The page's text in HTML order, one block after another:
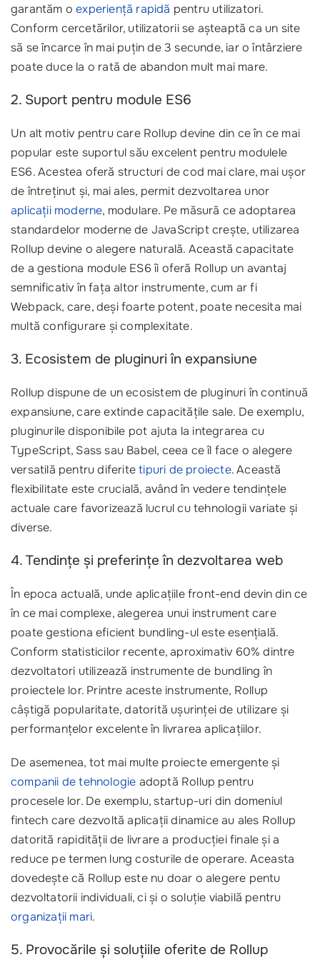
garantăm oexperiență rapidă pentru utilizatori.
Conform cercetărilor, utilizatorii se așteaptă ca un site
să se încarce în mai puțin de 3 secunde, iar o întârziere
poate duce la o rată de abandon mult mai mare.
2. Suport pentru module ES6
Un alt motiv pentru care Rollup devine din ce în ce mai
popular este suportul său excelent pentru modulele
ES6. Acestea oferă structuri de cod mai clare, mai ușor
de întreținut și, mai ales, permit dezvoltarea unor
aplicații moderne, modulare. Pe măsură ce adoptarea
standardelor moderne de JavaScript crește, utilizarea
Rollup devine o alegere naturală. Această capacitate
de a gestiona module ES6 îi oferă Rollup un avantaj
semnificativ în fața altor instrumente, cum ar fi
Webpack, care, deși foarte potent, poate necesita mai
multă configurare și complexitate.
3. Ecosistem de pluginuri în expansiune
Rollup dispune de un ecosistem de pluginuri în continuă
expansiune, care extinde capacitățile sale. De exemplu,
pluginurile disponibile pot ajuta la integrarea cu
TypeScript, Sass sau Babel, ceea ce îl face o alegere
versatilă pentru diferitetipuri de proiecte. Această
flexibilitate este crucială, având în vedere tendințele
actuale care favorizează lucrul cu tehnologii variate și
diverse.
4. Tendințe și preferințe în dezvoltarea web
În epoca actuală, unde aplicațiile front-end devin din ce
în ce mai complexe, alegerea unui instrument care
poate gestiona eficient bundling-ul este esențială.
Conform statisticilor recente, aproximativ 60% dintre
dezvoltatori utilizează instrumente de bundling în
proiectele lor. Printre aceste instrumente, Rollup
câștigă popularitate, datorită ușurinței de utilizare și
performanțelor excelente în livrarea aplicațiilor.
De asemenea, tot mai multe proiecte emergente și
companii de tehnologie adoptă Rollup pentru
procesele lor. De exemplu, startup-uri din domeniul
fintech care dezvoltă aplicații dinamice au ales Rollup
datorită rapidității de livrare a producției finale și a
reduce pe termen lung costurile de operare. Aceasta
dovedește că Rollup este nu doar o alegere pentu
dezvoltatorii individuali, ci și o soluție viabilă pentru
organizații mari.
5. Provocările și soluțiile oferite de Rollup